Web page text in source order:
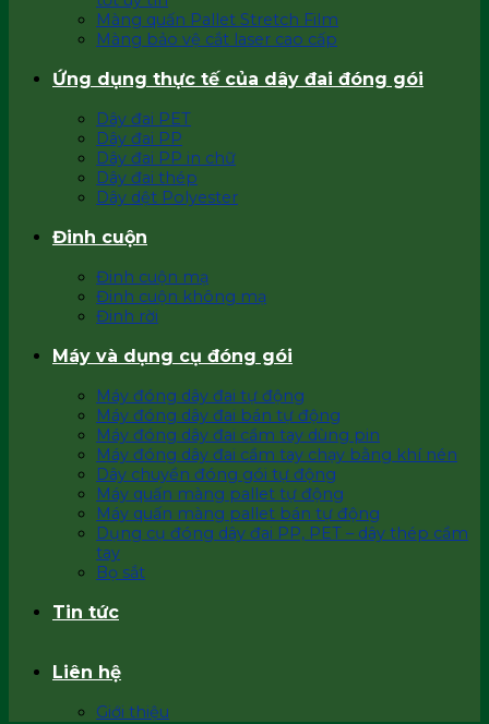
Màng quấn Pallet Stretch Film
Màng bảo vệ cắt laser cao cấp
Ứng dụng thực tế của dây đai đóng gói
Dây đai PET
Dây đai PP
Dây đai PP in chữ
Dây đai thép
Dây dệt Polyester
Đinh cuộn
Đinh cuộn mạ
Đinh cuộn không mạ
Đinh rời
Máy và dụng cụ đóng gói
Máy đóng dây đai tự động
Máy đóng dây đai bán tự động
Máy đóng dây đai cầm tay dùng pin
Máy đóng dây đai cầm tay chạy bằng khí nén
Dây chuyền đóng gói tự động
Máy quấn màng pallet tự động
Máy quấn màng pallet bán tự động
Dụng cụ đóng dây đai PP, PET – dây thép cầm
tay
Bọ sắt
Tin tức
Liên hệ
Giới thiệu